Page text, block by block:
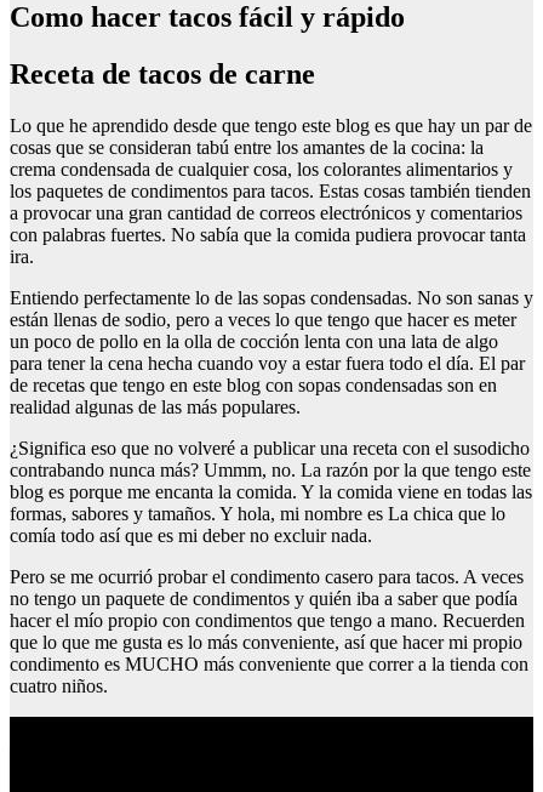
Como hacer tacos fácil y rápido
Receta de tacos de carne
Lo que he aprendido desde que tengo este blog es que hay un par de
cosas que se consideran tabú entre los amantes de la cocina: la
crema condensada de cualquier cosa, los colorantes alimentarios y
los paquetes de condimentos para tacos. Estas cosas también tienden
a provocar una gran cantidad de correos electrónicos y comentarios
con palabras fuertes. No sabía que la comida pudiera provocar tanta
ira.
Entiendo perfectamente lo de las sopas condensadas. No son sanas y
están llenas de sodio, pero a veces lo que tengo que hacer es meter
un poco de pollo en la olla de cocción lenta con una lata de algo
para tener la cena hecha cuando voy a estar fuera todo el día. El par
de recetas que tengo en este blog con sopas condensadas son en
realidad algunas de las más populares.
¿Significa eso que no volveré a publicar una receta con el susodicho
contrabando nunca más? Ummm, no. La razón por la que tengo este
blog es porque me encanta la comida. Y la comida viene en todas las
formas, sabores y tamaños. Y hola, mi nombre es La chica que lo
comía todo así que es mi deber no excluir nada.
Pero se me ocurrió probar el condimento casero para tacos. A veces
no tengo un paquete de condimentos y quién iba a saber que podía
hacer el mío propio con condimentos que tengo a mano. Recuerden
que lo que me gusta es lo más conveniente, así que hacer mi propio
condimento es MUCHO más conveniente que correr a la tienda con
cuatro niños.